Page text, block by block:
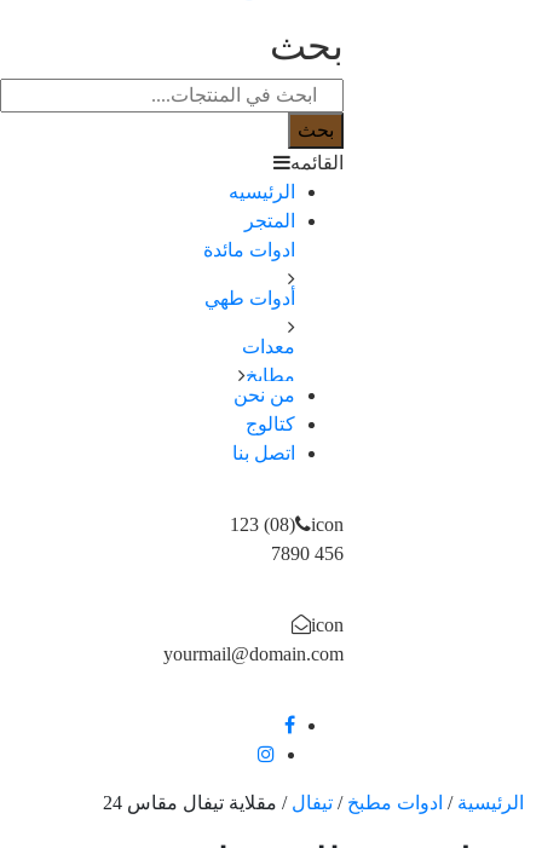
بحث
بحث
القائمه
الرئيسيه
المتجر
ادوات مائدة
اطباق
سكاكین-
شوك
–
ملاعق
–
أدوات طهي
اواني
طهي
/
معدات
مطابخ
اجهزة
كهربائية
اجهزة
احواض
ارفف
تخزين
من نحن
كتالوج
اتصل بنا
icon
(08) 123
456 7890
icon
yourmail@domain.com
الرئيسية / ادوات مطبخ / تيفال / مقلاية تيفال مقاس 24